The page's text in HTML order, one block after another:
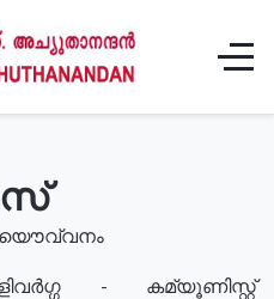
യൌവ്വനം
- കമ്യൂണിസ്റ്റ്